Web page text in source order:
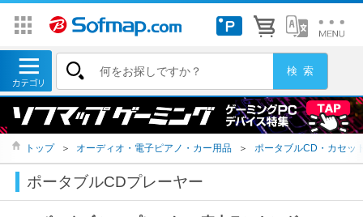
トップ ＞ オーディオ・電子ピアノ・カー用品 ＞ ポータブルCD・カセッ
ポータブルCDプレーヤー